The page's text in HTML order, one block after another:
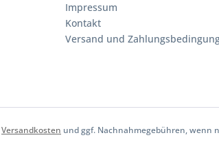
Impressum
Kontakt
Versand und
Versandkosten und ggf. Nachnahmegebühren, wenn